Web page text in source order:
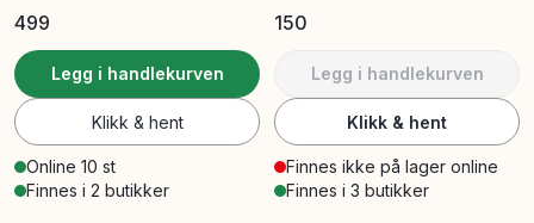
499
Legg i handlekurven
Klikk & hent
Online 10 st
Finnes i 2 butikker
150
Legg i handlekurven
Klikk & hent
Finnes ikke på lager online
Finnes i 3 butikker